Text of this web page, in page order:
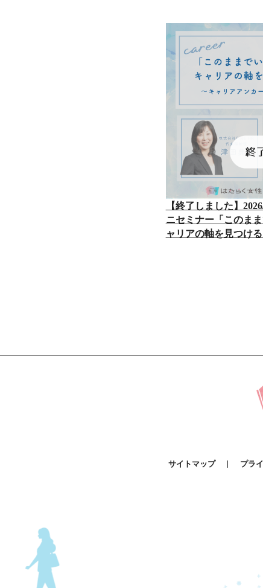
【終了しました】
ニセミナー「このま
ャリアの軸を見つけ
サイトマップ プラ